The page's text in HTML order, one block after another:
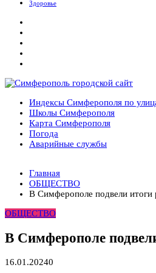
Здоровье
Симферополь городской сайт
Индексы Симферополя по
Школы Симферополя
Карта Симферополя
Погода
Аварийные службы
После атаки БПЛА на поезд
Услуги дератизации в
Более 25 тысяч «квадратов»
Главная
ОБЩЕСТВО
В Симферополе подвели итоги
ОБЩЕСТВО
В Симферополе
16.01.20240